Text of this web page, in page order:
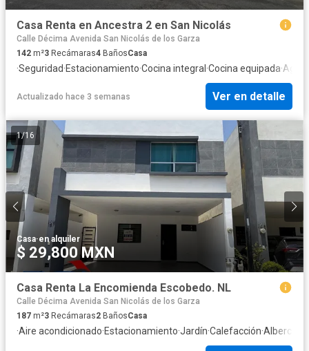
Casa Renta en Ancestra 2 en San Nicolás
Calle Décima Avenida San Nicolás de los Garza
142 m²3 Recámaras4 BañosCasa
·Seguridad·Estacionamiento·Cocina integral ·Cocina equipada·Agua
Actualizado hace 3 semanas Ver en detalle
1/16
Casa·en alquiler
$ 29,800 MXN
Casa Renta La Encomienda Escobedo. NL
Calle Décima Avenida San Nicolás de los Garza
187 m²3 Recámaras2 BañosCasa
·Aire acondicionado·Estacionamiento·Jardín·Calefacción·Alberca